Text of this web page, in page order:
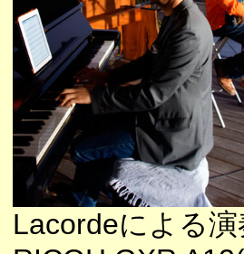
Lacordeによる演